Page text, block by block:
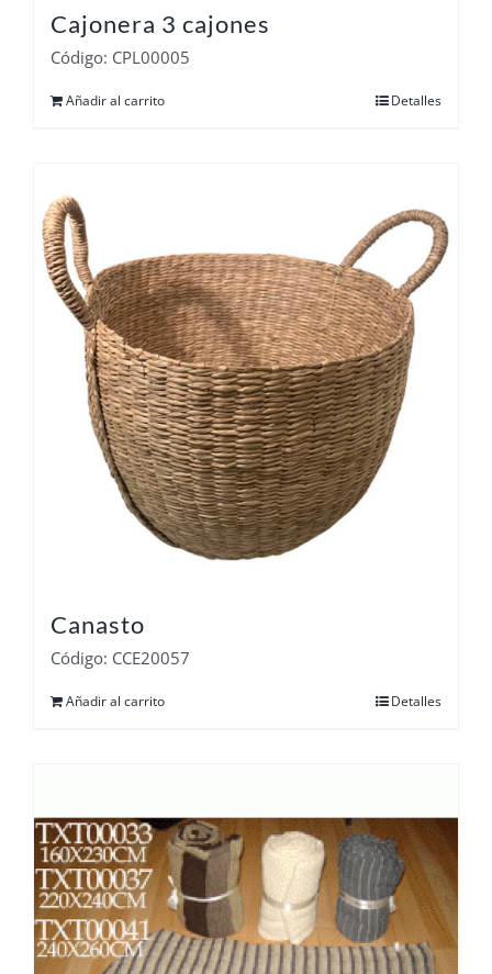
Cajonera 3 cajones
Código: CPL00005
Añadir al carrito Detalles
Canasto
Código: CCE20057
Añadir al carrito Detalles